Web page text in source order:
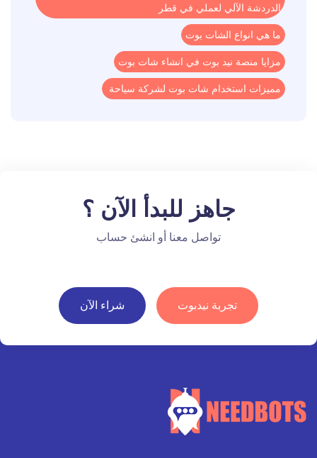
الدردشة الآلي لعملي في قطر
ما هي انواع الشات بوت
مزايا منصة نيد بوت في انشاء شات بوت
مميزات استخدام شات بوت لشركة سياحة
جاهز للبدأ الآن ؟
تواصل معنا أو انشئ حساب
تجربة نيدبوت شراء الآن